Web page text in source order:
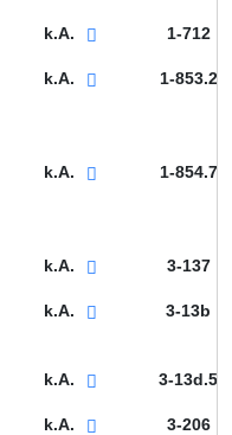
k.A. 1-712
k.A. 1-853.2
k.A. 1-854.7
k.A. 3-137
k.A. 3-13b
k.A. 3-13d.5
k.A. 3-206